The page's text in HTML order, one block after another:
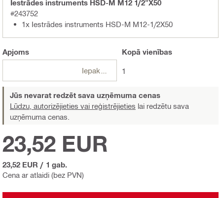
Iestrādes instruments HSD-M M12 1/2"X50
#243752
1x Iestrādes instruments HSD-M M12-1/2X50
Apjoms Kopā vienības
1
Jūs nevarat redzēt sava uzņēmuma cenas
Lūdzu, autorizējieties vai reģistrējieties lai redzētu sava
uzņēmuma cenas.
Cena ar atlaidi (bez PVN)
23,52 EUR
23,52 EUR / 1 gab.